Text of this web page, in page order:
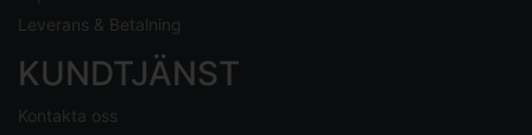
Leverans & Betalning
KUNDTJÄNST
Kontakta oss